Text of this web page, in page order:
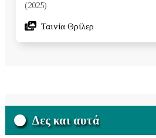
(2025)
Ταινία Θρίλερ
Δες και αυτά